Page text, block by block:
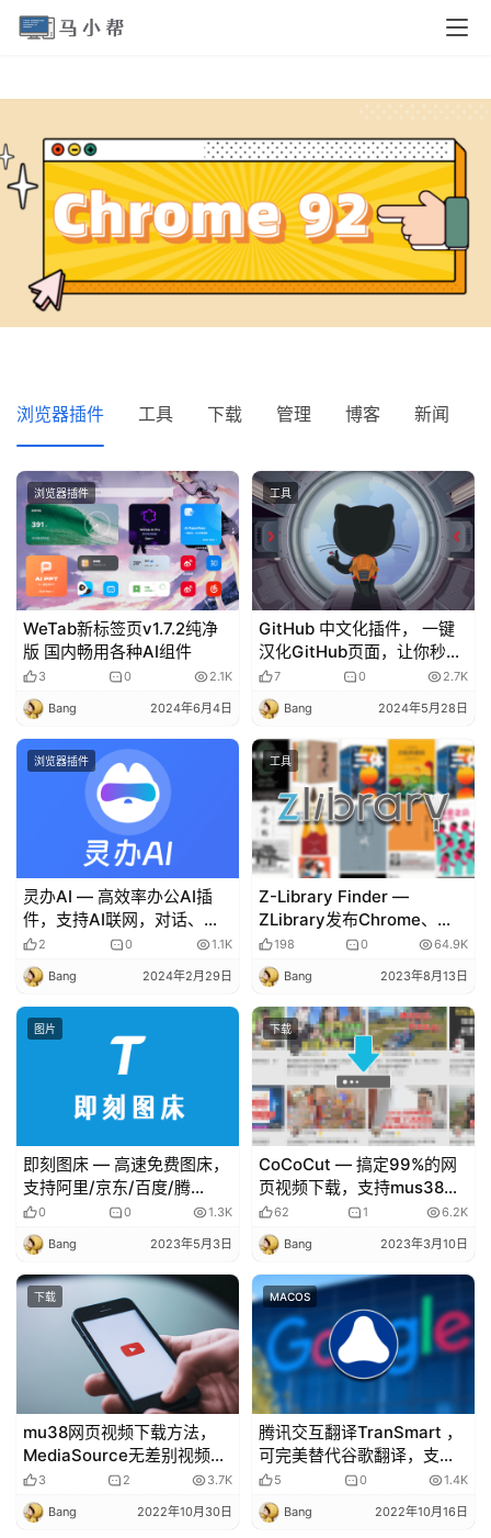
首
浏览器插件 工具 下载 管理 博客 新闻
浏览器插件
WeTab新标签页v1.7.2纯净
版 国内畅用各种AI组件
3 0 2.1K
Bang 2024年6月4日
工具
GitHub 中文化插件， 一键
汉化GitHub页面，让你秒懂
GitHub，英语渣渣和新手必
备！
7 0 2.7K
Bang 2024年5月28日
浏览器插件
灵办AI — 高效率办公AI插
件，支持AI联网，对话、写
作、翻译
2 0 1.1K
Bang 2024年2月29日
工具
Z-Library Finder —
ZLibrary发布Chrome、
Firefox 浏览器扩展插件，用
于定向最新的网址！防丢失~
198 0 64.9K
Bang 2023年8月13日
图片
即刻图床 — 高速免费图床，
支持阿里/京东/百度/腾
讯/58同城等全球CDN加速
0 0 1.3K
Bang 2023年5月3日
下载
CoCoCut — 搞定99%的网
页视频下载，支持mus38和
hls直播下载，支持录屏模
式！
62 1 6.2K
Bang 2023年3月10日
下载
mu38网页视频下载方法，
MediaSource无差别视频提
取工具
3 2 3.7K
Bang 2022年10月30日
MACOS
腾讯交互翻译TranSmart ，
可完美替代谷歌翻译，支持
网页版/客户端/浏览器插件
5 0 1.4K
Bang 2022年10月16日